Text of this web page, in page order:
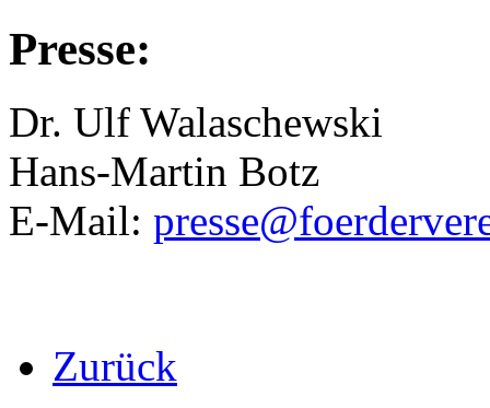
Presse:
Dr. Ulf Walaschewski
Hans-Martin Botz
E-Mail:
Zurück